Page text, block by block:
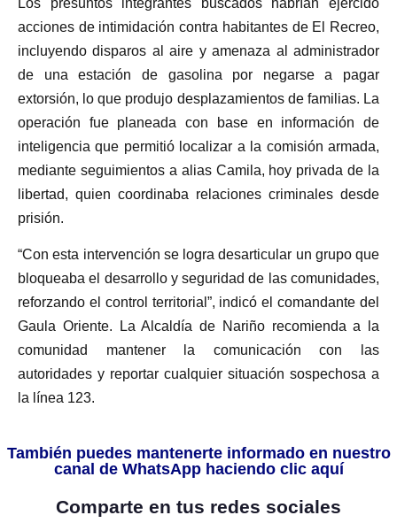
acciones de intimidación contra habitantes de El Recreo,
incluyendo disparos al aire y amenaza al administrador
de una estación de gasolina por negarse a pagar
extorsión, lo que produjo desplazamientos de familias. La
operación fue planeada con base en información de
inteligencia que permitió localizar a la comisión armada,
mediante seguimientos a alias Camila, hoy privada de la
libertad, quien coordinaba relaciones criminales desde
prisión.
“Con esta intervención se logra desarticular un grupo que
bloqueaba el desarrollo y seguridad de las comunidades,
reforzando el control territorial”, indicó el comandante del
Gaula Oriente. La Alcaldía de Nariño recomienda a la
comunidad mantener la comunicación con las
autoridades y reportar cualquier situación sospechosa a
la línea 123.
También puedes mantenerte informado en nuestro
canal de WhatsApp haciendo clic aquí
Comparte en tus redes sociales